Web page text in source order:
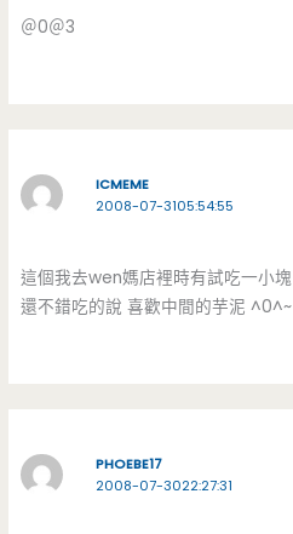
＠0＠3
ICMEME
2008-07-3105:54:55
這個我去wen媽店裡時有試吃一小塊
還不錯吃的說 喜歡中間的芋泥 ^0^~
PHOEBE17
2008-07-3022:27:31